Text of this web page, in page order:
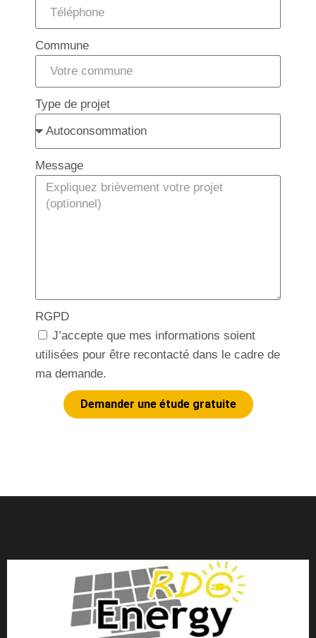
Commune
Type de projet
Message
RGPD
J’accepte que mes informations soient
utilisées pour être recontacté dans le cadre de
ma demande.
Demander une étude gratuite